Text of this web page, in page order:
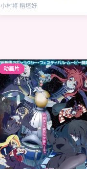
小村将 稻垣好
动画片